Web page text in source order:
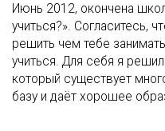
Июнь 2012, окончена
учиться?». Согласитесь,
решить чем тебе
учиться. Для себя я
который существует
базу и даёт хорошее